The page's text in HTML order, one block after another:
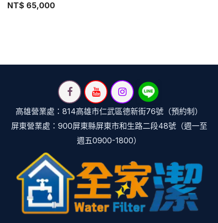
NT$ 65,000
高雄營業處：814高雄市仁武區德新街76號（預約制）
屏東營業處：900屏東縣屏東市和生路二段48號（週一至
週五0900-1800）